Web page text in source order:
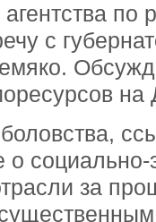
по
с
на
социально-
за